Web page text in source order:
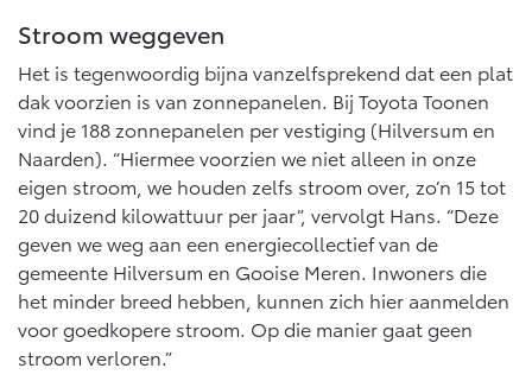
Land Cruiser (excl. BTW)
Vanaf € 89.986,-
Stroom weggeven
Het is tegenwoordig bijna vanzelfsprekend dat een plat
dak voorzien is van zonnepanelen. Bij Toyota Toonen
vind je 188 zonnepanelen per vestiging (Hilversum en
Naarden). “Hiermee voorzien we niet alleen in onze
eigen stroom, we houden zelfs stroom over, zo’n 15 tot
20 duizend kilowattuur per jaar”, vervolgt Hans. “Deze
geven we weg aan een energiecollectief van de
gemeente Hilversum en Gooise Meren. Inwoners die
het minder breed hebben, kunnen zich hier aanmelden
voor goedkopere stroom. Op die manier gaat geen
stroom verloren.”